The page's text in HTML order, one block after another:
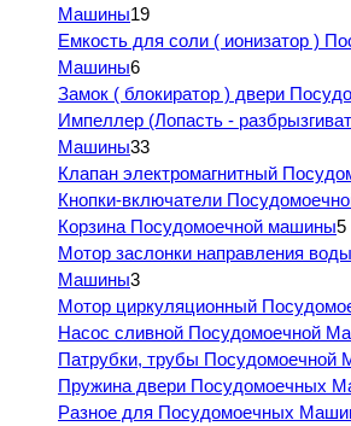
Машины19
Емкость для соли ( ионизатор )
Машины6
Замок ( блокиратор ) двери
Импеллер (Лопасть -
Машины33
Клапан электромагнитный
Кнопки-включатели
Корзина Посудомоечной машины5
Мотор заслонки направления
Машины3
Мотор циркуляционный
Насос сливной Посудомоечной
Патрубки, трубы Посудомоечной
Пружина двери Посудомоечных
Разное для Посудомоечных